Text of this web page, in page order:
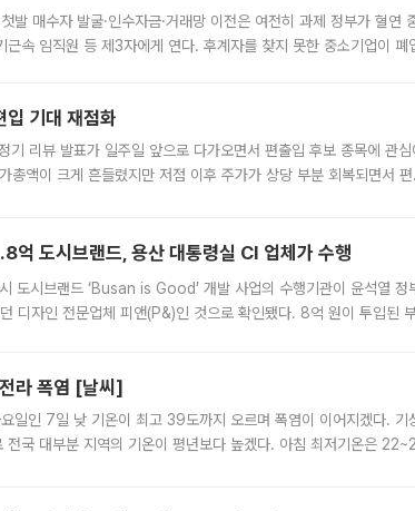
매수자 발굴·인수자금·거래망 이전은 여전히 과제 정부가 혈연
근속 임직원 등 제3자에게 연다. 후계자를 찾지 못한 중소기업이 폐
기대 재점화
리뷰 발표가 일주일 앞으로 다가오면서 편출입 후보 종목에 관심
총액이 크게 흔들렸지만 저점 이후 주가가 상당 부분 회복되면서 편
도시브랜드, 용산 대통령실 CI 업체가 수행
도시브랜드 ‘Busan is Good’ 개발 사업의 수행기관이 윤석열 정
디자인 전문업체 피앤(P&)인 것으로 확인됐다. 8억 원이 투입된
라 폭염 [날씨]
요일인 7일 낮 기온이 최고 39도까지 오르며 폭염이 이어지겠다. 기
전국 대부분 지역의 기온이 평년보다 높겠다. 아침 최저기온은